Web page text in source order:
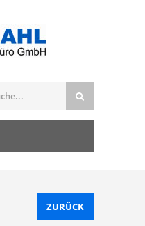
ZURÜCK